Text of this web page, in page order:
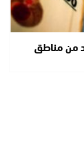
من مناطق